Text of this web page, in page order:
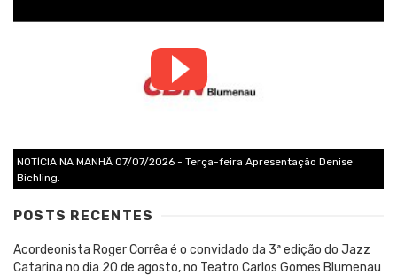
NOTÍCIA NA MANHÃ 07/07/2026 - Terça-feira Apresentação Denise
Bichling.
POSTS RECENTES
Acordeonista Roger Corrêa é o convidado da 3ª edição do Jazz
Catarina no dia 20 de agosto, no Teatro Carlos Gomes Blumenau